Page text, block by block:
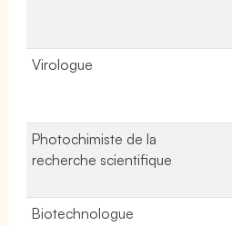
Virologue
Photochimiste de la
recherche scientifique
Biotechnologue